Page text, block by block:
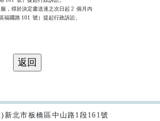
，得於決定書送達之次日起 2  個月內
國路 101  號）提起行政訴訟。
新北市板橋區中山路1段161號